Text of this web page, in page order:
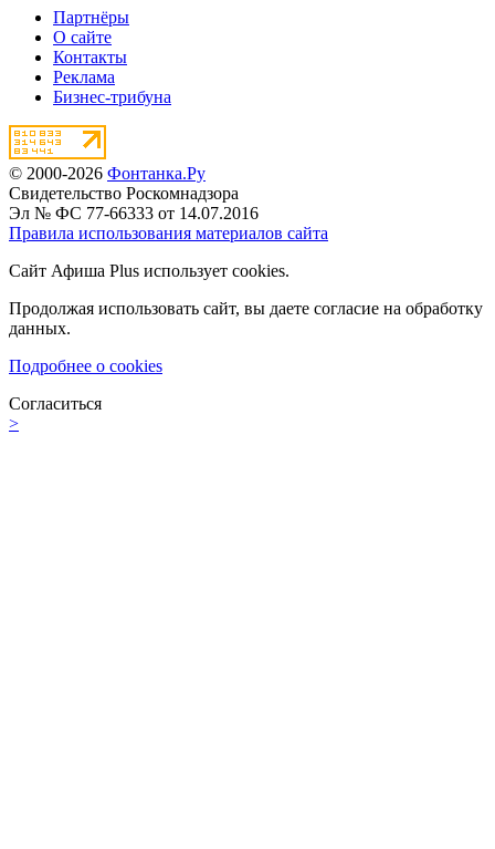
Партнёры
О сайте
Контакты
Реклама
Бизнес-трибуна
© 2000-2026 Фонтанка.Ру
Свидетельство Роскомнадзора
Эл № ФС 77-66333 от 14.07.2016
Правила использования материалов сайта
Сайт Афиша Plus использует cookies.
Продолжая использовать сайт, вы даете согласие на обработку
данных.
Подробнее о cookies
Согласиться
>